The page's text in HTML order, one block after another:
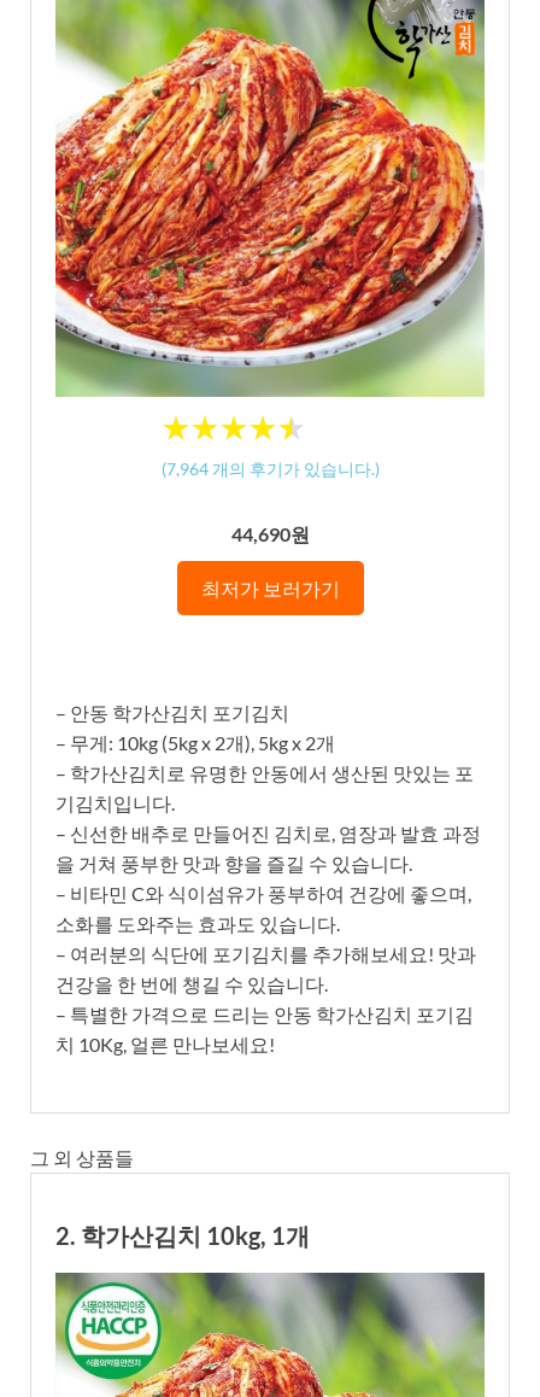
★★★★★
★★★★★
(7,964개의 후기가 있습니다.)
44,690원
최저가 보러가기
– 안동 학가산김치 포기김치
– 무게: 10kg (5kg x 2개), 5kg x 2개
– 학가산김치로 유명한 안동에서 생산된 맛있는 포
기김치입니다.
– 신선한 배추로 만들어진 김치로, 염장과 발효 과정
을 거쳐 풍부한 맛과 향을 즐길 수 있습니다.
– 비타민 C와 식이섬유가 풍부하여 건강에 좋으며,
소화를 도와주는 효과도 있습니다.
– 여러분의 식단에 포기김치를 추가해보세요! 맛과
건강을 한 번에 챙길 수 있습니다.
– 특별한 가격으로 드리는 안동 학가산김치 포기김
치 10Kg, 얼른 만나보세요!
그 외 상품들
2. 학가산김치 10kg, 1개